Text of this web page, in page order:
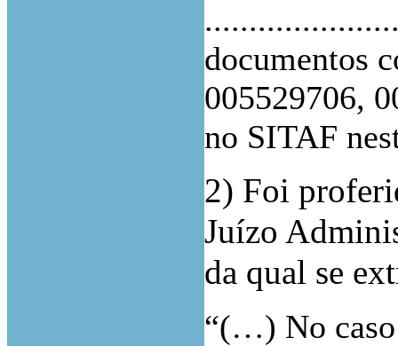
documentos
005529706,
no SITAF
2) Foi
Juízo
da qual se
“(…) No